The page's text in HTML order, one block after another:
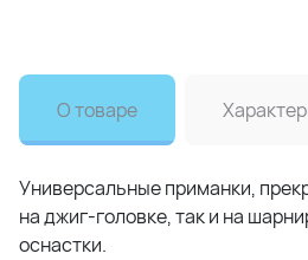
О товаре
Универсальные приманки,
на джиг-головке, так и на
оснастки.